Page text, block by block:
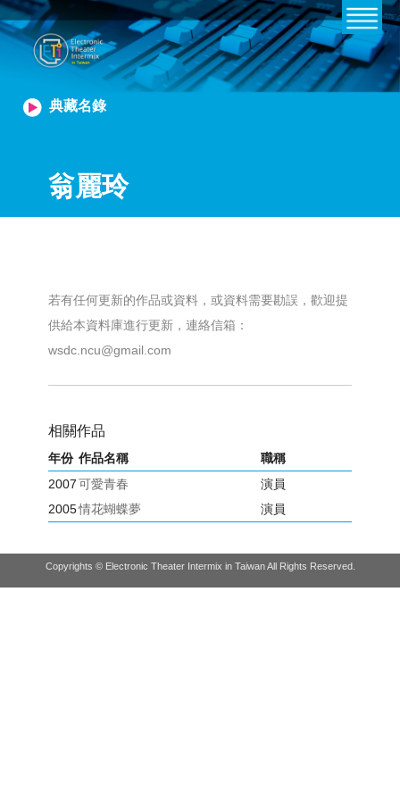
典藏名錄
翁麗玲
若有任何更新的作品或資料，或資料需要勘誤，歡迎提
供給本資料庫進行更新，連絡信箱：
wsdc.ncu@gmail.com
相關作品
年份 作品名稱
職稱
2007可愛青春
演員
2005情花蝴蝶夢 演員
Copyrights © Electronic Theater Intermix in Taiwan All Rights Reserved.